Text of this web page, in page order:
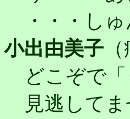
・・・しゅ
小出由美子
どこぞで
見逃してま